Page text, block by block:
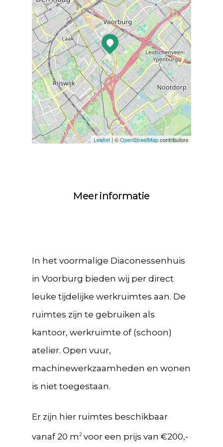
Leaflet | ©OpenStreetMapcontributors
Meer informatie
In het voormalige Diaconessenhuis
in Voorburg bieden wij per direct
leuke tijdelijke werkruimtes aan. De
ruimtes zijn te gebruiken als
kantoor, werkruimte of (schoon)
atelier. Open vuur,
machinewerkzaamheden en wonen
is niet toegestaan.
Er zijn hier ruimtes beschikbaar
vanaf 20 m 2 voor een prijs van €200,-